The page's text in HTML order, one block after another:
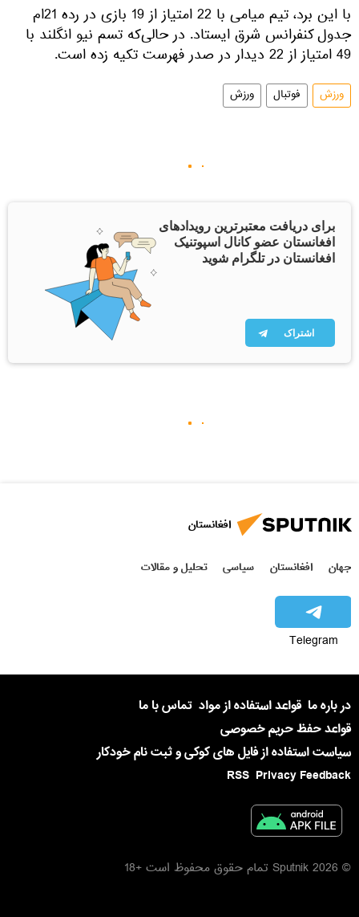
با این برد، تیم میامی با 22 امتیاز از 19 بازی در رده 21ام
جدول کنفرانس شرق ایستاد. در حالی‌که تسم نیو انگلند با
49 امتیاز از 22 دیدار در صدر فهرست تکیه زده است.
ورزش فوتبال ورزش
برای دریافت معتبرترین رویدادهای
افغانستان عضو کانال اسپوتنیک
افغانستان در تلگرام شوید
اشتراک
افغانستان
جهان افغانستان سیاسی تحلیل و مقالات
Telegram
در باره ما قواعد استفاده از مواد تماس با ما
قواعد حفظ حریم خصوصی
سیاست استفاده از فایل های کوکی و ثبت نام خودکار
Privacy Feedback
RSS
© 2026 Sputnik تمام حقوق محفوظ است +18